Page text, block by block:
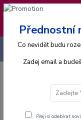
❣️ Od 4.8. do
expedice
+420 725 736 293
Přednostní
Co nevidět budu
Zadej email a
Přeji si odebírat